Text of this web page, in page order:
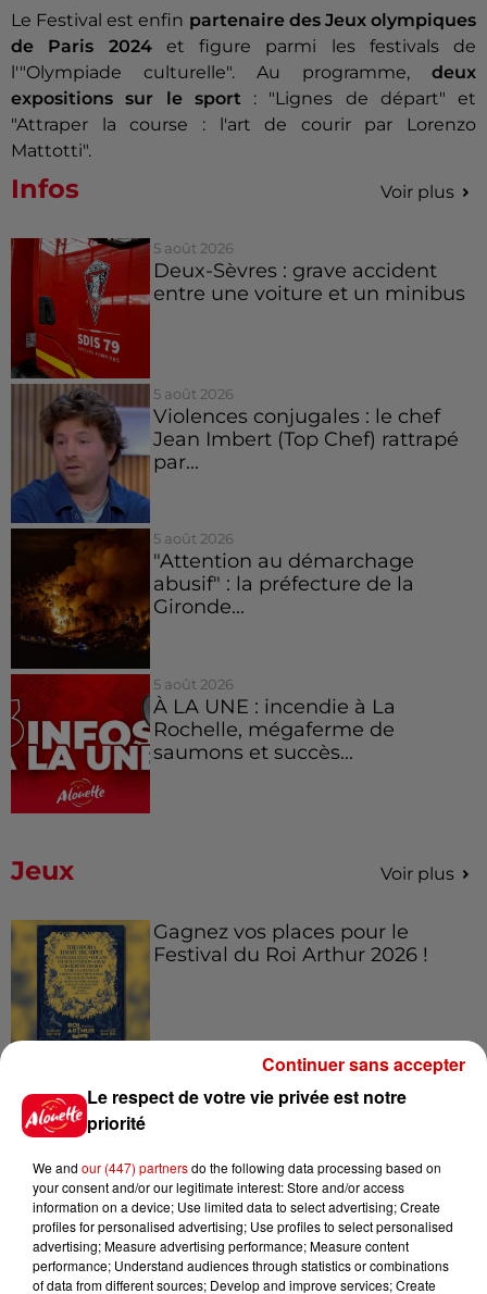
Le Festival est enfin partenaire des Jeux olympiques
de Paris 2024et figure parmi les festivals de
l'"Olympiade culturelle". Au programme, deux
expositions sur le sport: "Lignes de départ" et
"Attraper la course : l'art de courir par Lorenzo
Mattotti".
Infos Voir plus
5 août 2026
Deux-Sèvres : grave accident
entre une voiture et un minibus
5 août 2026
Violences conjugales : le chef
Jean Imbert (Top Chef) rattrapé
par...
5 août 2026
"Attention au démarchage
abusif" : la préfecture de la
Gironde...
5 août 2026
À LA UNE : incendie à La
Rochelle, mégaferme de
saumons et succès...
Jeux Voir plus
Gagnez vos places pour le
Festival du Roi Arthur 2026 !
Gagnez vos entrées pour le
Musée du Sport Automobile au
Alouette vous invite à
Futuroscope Xperiences !
Le respect de votre vie privée est notre
priorité
We and our (447) partnersdo the following data processing based on
your consent and/or our legitimate interest: Store and/or access
information on a device; Use limited data to select advertising; Create
profiles for personalised advertising; Use profiles to select personalised
advertising; Measure advertising performance; Measure content
performance; Understand audiences through statistics or combinations
of data from different sources; Develop and improve services; Create
Continuer sans accepter